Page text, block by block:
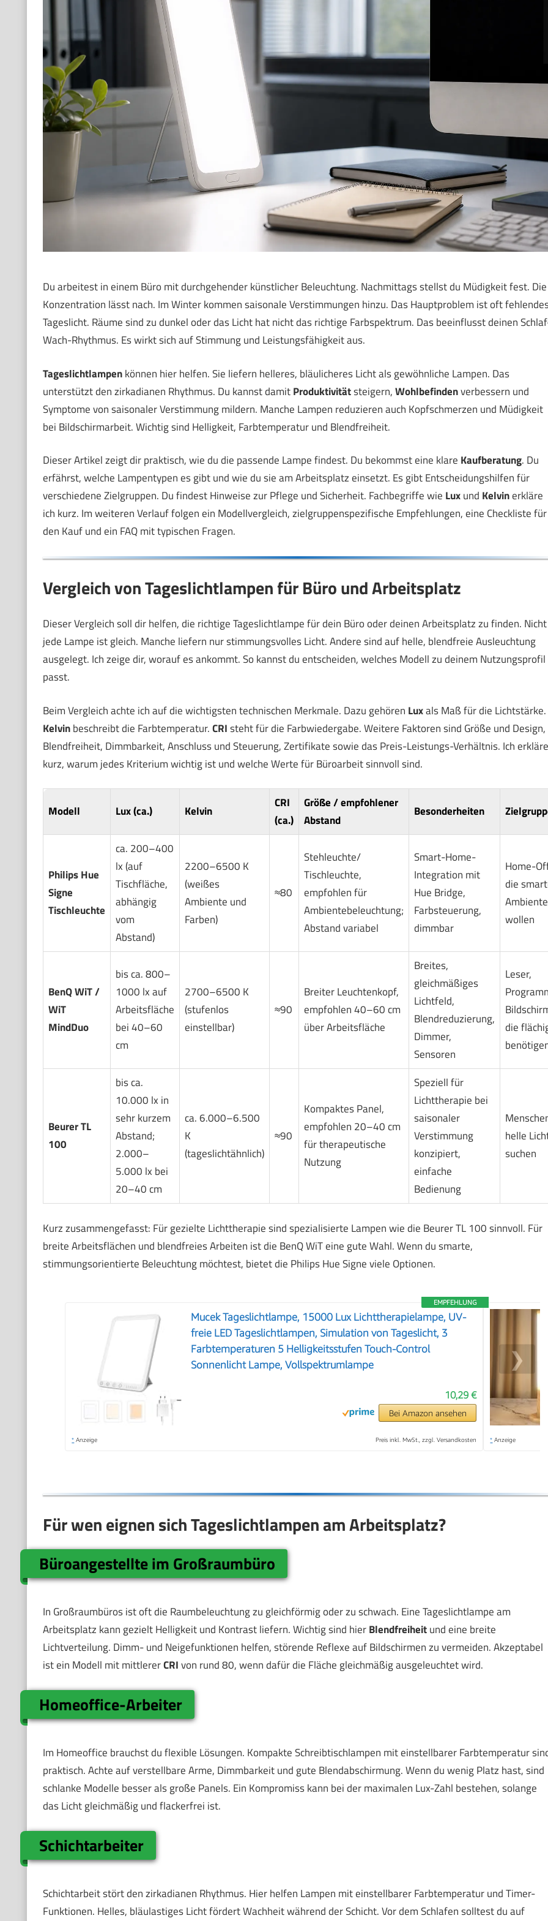
Du arbeitest in einem Büro mit durchgehender künstlicher Beleuchtung. Nachmittags stellst du Müdigkeit fest. Die
Konzentration lässt nach. Im Winter kommen saisonale Verstimmungen hinzu. Das Hauptproblem ist oft
Tageslicht. Räume sind zu dunkel oder das Licht hat nicht das richtige Farbspektrum. Das beeinflusst deinen
Wach-Rhythmus. Es wirkt sich auf Stimmung und Leistungsfähigkeit aus.
Tageslichtlampenkönnen hier helfen. Sie liefern helleres, bläulicheres Licht als gewöhnliche Lampen. Das
unterstützt den zirkadianen Rhythmus. Du kannst damitProduktivitätsteigern,Wohlbefindenverbessern und
Symptome von saisonaler Verstimmung mildern. Manche Lampen reduzieren auch Kopfschmerzen und Müdigkeit
bei Bildschirmarbeit. Wichtig sind Helligkeit, Farbtemperatur und Blendfreiheit.
Dieser Artikel zeigt dir praktisch, wie du die passende Lampe findest. Du bekommst eine klare Kaufberatung. Du
erfährst, welche Lampentypen es gibt und wie du sie am Arbeitsplatz einsetzt. Es gibt Entscheidungshilfen für
verschiedene Zielgruppen. Du findest Hinweise zur Pflege und Sicherheit. Fachbegriffe wie Luxund Kelvinerkläre
ich kurz. Im weiteren Verlauf folgen ein Modellvergleich, zielgruppenspezifische Empfehlungen, eine Checkliste für
den Kauf und ein FAQ mit typischen Fragen.
Vergleich von Tageslichtlampen für Büro und Arbeitsplatz
Dieser Vergleich soll dir helfen, die richtige Tageslichtlampe für dein Büro oder deinen Arbeitsplatz zu finden. Nicht
jede Lampe ist gleich. Manche liefern nur stimmungsvolles Licht. Andere sind auf helle, blendfreie Ausleuchtung
ausgelegt. Ich zeige dir, worauf es ankommt. So kannst du entscheiden, welches Modell zu deinem Nutzungsprofil
passt.
Beim Vergleich achte ich auf die wichtigsten technischen Merkmale. Dazu gehören Luxals Maß für die Lichtstärke.
Kelvinbeschreibt die Farbtemperatur.CRIsteht für die Farbwiedergabe. Weitere Faktoren sind Größe und Design,
Blendfreiheit, Dimmbarkeit, Anschluss und Steuerung, Zertifikate sowie das Preis-Leistungs-Verhältnis. Ich erkläre
kurz, warum jedes Kriterium wichtig ist und welche Werte für Büroarbeit sinnvoll sind.
Modell Lux (ca.) Kelvin
CRI
(ca.)
Größe / empfohlener
Abstand
Besonderheiten
Philips Hue
Signe
Tischleuchte
ca. 200–400
lx (auf
Tischfläche,
abhängig
vom
Abstand)
2200–6500 K
(weißes
Ambiente und
Farben)
≈80
Stehleuchte/
Tischleuchte,
empfohlen für
Ambientebeleuchtung;
Abstand variabel
Smart-Home-
Integration mit
Hue Bridge,
Farbsteuerung,
dimmbar
Home-
die
wollen
BenQ WiT /
WiT
MindDuo
bis ca. 800–
1000 lx auf
Arbeitsfläche
bei 40–60
cm
2700–6500 K
(stufenlos
einstellbar)
≈90
Breiter Leuchtenkopf,
empfohlen 40–60 cm
über Arbeitsfläche
Breites,
gleichmäßiges
Lichtfeld,
Blendreduzierung,
Dimmer,
Sensoren
Leser,
die
Beurer TL
100
bis ca.
10.000 lx in
sehr kurzem
Abstand;
2.000–
5.000 lx bei
20–40 cm
ca. 6.000–6.500
K
(tageslichtähnlich)
≈90
Kompaktes Panel,
empfohlen 20–40 cm
für therapeutische
Nutzung
Speziell für
Lichttherapie bei
saisonaler
Verstimmung
konzipiert,
einfache
Bedienung
helle
suchen
Kurz zusammengefasst: Für gezielte Lichttherapie sind spezialisierte Lampen wie die Beurer TL 100 sinnvoll. Für
breite Arbeitsflächen und blendfreies Arbeiten ist die BenQ WiT eine gute Wahl. Wenn du smarte,
stimmungsorientierte Beleuchtung möchtest, bietet die Philips Hue Signe viele Optionen.
EMPFEHLUNG
Mucek Tageslichtlampe, 15000 Lux Lichttherapielampe, UV-
freie LED Tageslichtlampen, Simulation von Tageslicht, 3
Farbtemperaturen 5 Helligkeitsstufen Touch-Control
Sonnenlicht Lampe, Vollspektrumlampe
10,29 €
Bei Amazon ansehen
* Anzeige Preis inkl. MwSt., zzgl. Versandkosten * Anzeige
❯
Für wen eignen sich Tageslichtlampen am Arbeitsplatz?
Büroangestellte im Großraumbüro
In Großraumbüros ist oft die Raumbeleuchtung zu gleichförmig oder zu schwach. Eine Tageslichtlampe am
Arbeitsplatz kann gezielt Helligkeit und Kontrast liefern. Wichtig sind hierBlendfreiheitund eine breite
Lichtverteilung. Dimm- und Neigefunktionen helfen, störende Reflexe auf Bildschirmen zu vermeiden. Akzeptabel
ist ein Modell mit mittlererCRIvon rund 80, wenn dafür die Fläche gleichmäßig ausgeleuchtet wird.
Homeoffice-Arbeiter
Im Homeoffice brauchst du flexible Lösungen. Kompakte Schreibtischlampen mit einstellbarer Farbtemperatur
praktisch. Achte auf verstellbare Arme, Dimmbarkeit und gute Blendabschirmung. Wenn du wenig Platz hast, sind
schlanke Modelle besser als große Panels. Ein Kompromiss kann bei der maximalen Lux-Zahl bestehen, solange
das Licht gleichmäßig und flackerfrei ist.
Schichtarbeiter
Schichtarbeit stört den zirkadianen Rhythmus. Hier helfen Lampen mit einstellbarer Farbtemperatur und Timer-
Funktionen. Helles, bläulastiges Licht fördert Wachheit während der Schicht. Vor dem Schlafen solltest du auf